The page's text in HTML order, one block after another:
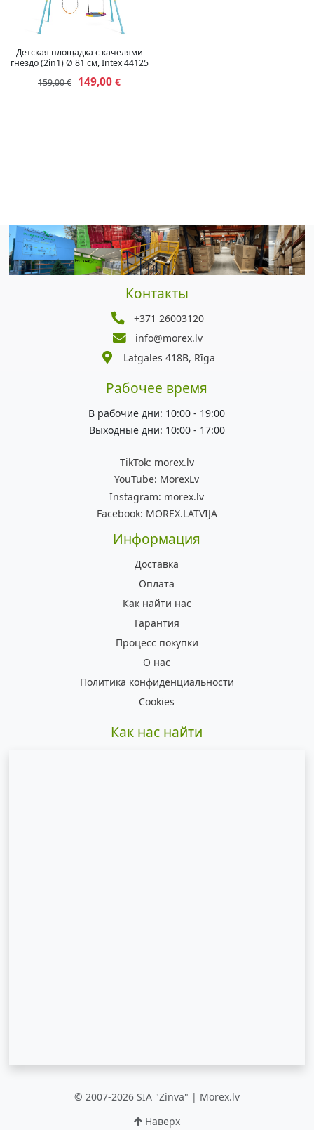
Детская площадка с качелями
гнездо (2in1) Ø 81 см, Intex 44125
159,00 € 149,00 €
Контакты
+371 26003120
info@morex.lv
Latgales 418B, Rīga
Рабочее время
В рабочие дни: 10:00 - 19:00
Выходные дни: 10:00 - 17:00
TikTok: morex.lv
YouTube: MorexLv
Instagram: morex.lv
Facebook: MOREX.LATVIJA
Информация
Доставка
Оплата
Как найти нас
Гарантия
Процесс покупки
О нас
Политика конфиденциальности
Cookies
Как нас найти
© 2007-2026 SIA "Zinva" | Morex.lv
Наверх